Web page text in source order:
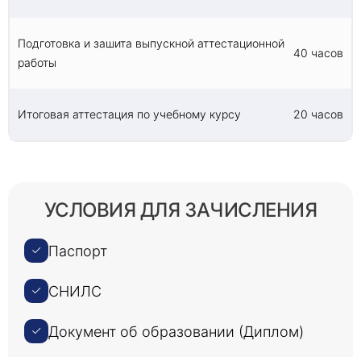
Подготовка и зашита выпускной аттестационной
работы
40 часов
Итоговая аттестация по учебному курсу 20 часов
УСЛОВИЯ ДЛЯ ЗАЧИСЛЕНИЯ
Паспорт
СНИЛС
Документ об образовании (Диплом)